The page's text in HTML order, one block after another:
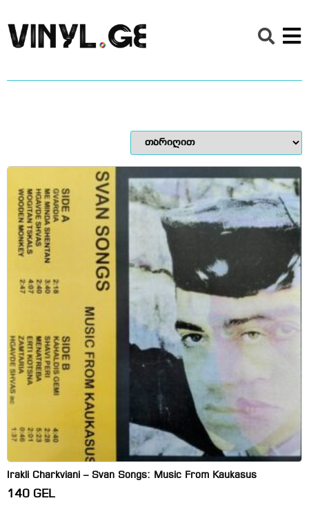
Irakli Charkviani – Svan Songs: Music From Kaukasus
140 GEL